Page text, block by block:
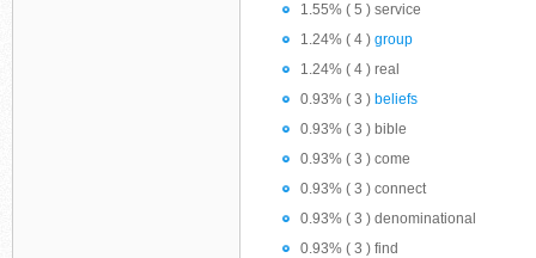
1.55% ( 5 ) service
1.24% ( 4 ) group
1.24% ( 4 ) real
0.93% ( 3 ) beliefs
0.93% ( 3 ) bible
0.93% ( 3 ) come
0.93% ( 3 ) connect
0.93% ( 3 ) denominational
0.93% ( 3 ) find